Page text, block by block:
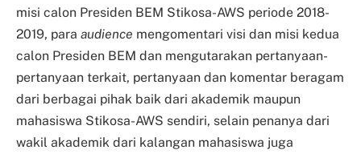
misi calon Presiden BEM Stikosa-AWS periode 2018-
2019, para audience mengomentari visi dan misi kedua
calon Presiden BEM dan mengutarakan pertanyaan-
pertanyaan terkait, pertanyaan dan komentar beragam
dari berbagai pihak baik dari akademik maupun
mahasiswa Stikosa-AWS sendiri, selain penanya dari
wakil akademik dari kalangan mahasiswa juga